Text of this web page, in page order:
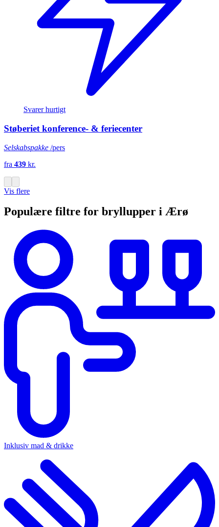
Svarer hurtigt
Støberiet konference- & feriecenter
Selskabspakke /pers
fra 439 kr.
Vis flere
Populære filtre for bryllupper i Ærø
Inklusiv mad & drikke